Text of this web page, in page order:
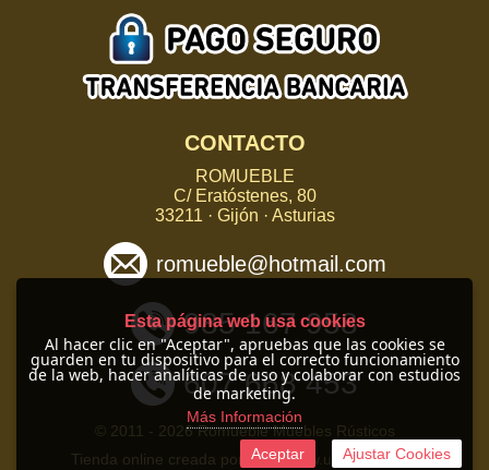
CONTACTO
ROMUEBLE
C/ Eratóstenes, 80
33211 · Gijón · Asturias
romueble@hotmail.com
985 167 958
607 668 453
© 2011 - 2026 Romueble Muebles Rústicos
Tienda online creada por http://www.urbecom.com
Esta página web usa cookies
Al hacer clic en "Aceptar", apruebas que las cookies se
guarden en tu dispositivo para el correcto funcionamiento
de la web, hacer analíticas de uso y colaborar con estudios
de marketing.
Más Información
Aceptar Ajustar Cookies